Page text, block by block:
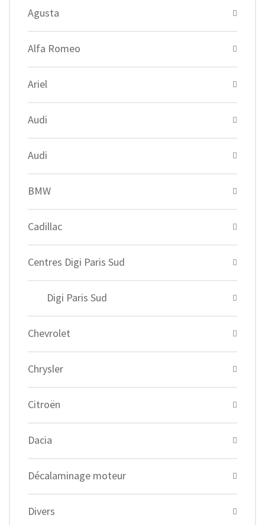
Agusta
Alfa Romeo
Ariel
Audi
Audi
BMW
Cadillac
Centres Digi Paris Sud
Digi Paris Sud
Chevrolet
Chrysler
Citroën
Dacia
Décalaminage moteur
Divers